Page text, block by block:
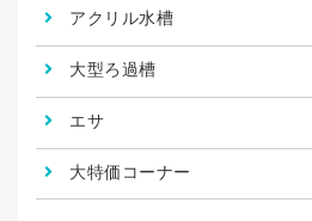
アクリル水槽
大型ろ過槽
エサ
大特価コーナー